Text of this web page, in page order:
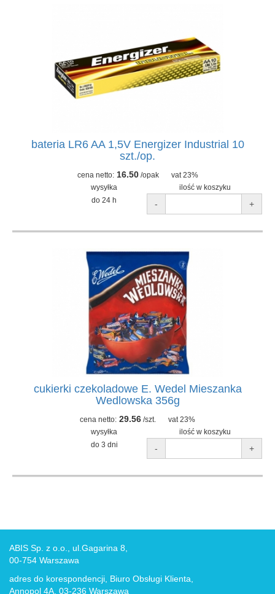
bateria LR6 AA 1,5V Energizer Industrial 10
szt./op.
cena netto: 16.50/opak
vat 23%
wysyłka
ilość w koszyku
do 24 h
- +
cukierki czekoladowe E. Wedel Mieszanka
Wedlowska 356g
cena netto: 29.56 /szt.
vat 23%
wysyłka
ilość w koszyku
do 3 dni
- +
ABIS Sp. z o.o., ul.Gagarina 8,
00-754 Warszawa
adres do korespondencji, Biuro Obsługi Klienta,
Annopol 4A, 03-236 Warszawa